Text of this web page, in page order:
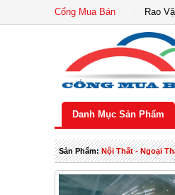
Cổng Mua Bán Rao
Danh Mục Sản Phẩm
Sản Phẩm:Nội Thất - Ngoại